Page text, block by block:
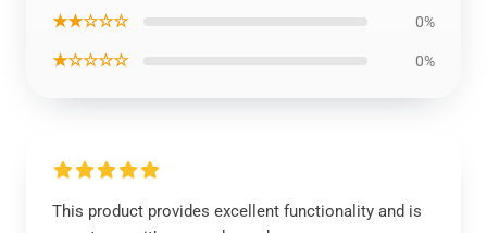
★★☆☆☆ 0%
★☆☆☆☆ 0%
This product provides excellent functionality and is